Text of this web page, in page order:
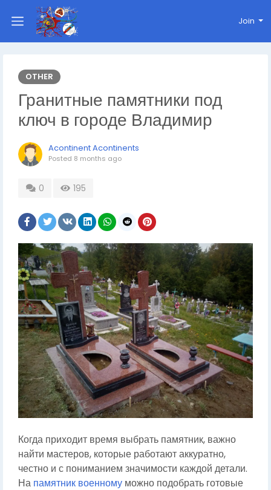
Join
OTHER
Гранитные памятники под
ключ в городе Владимир
Acontinent Acontinents
Posted 8 months ago
0 195
Когда приходит время выбрать памятник, важно
найти мастеров, которые работают аккуратно,
честно и с пониманием значимости каждой детали.
На памятник военному можно подобрать готовые